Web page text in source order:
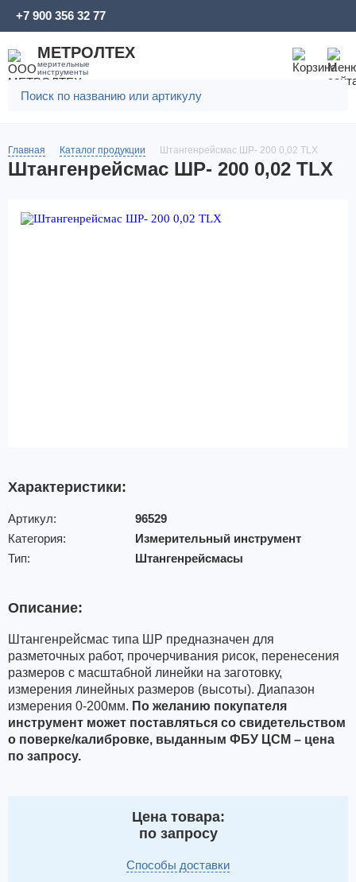
МЕТРОЛТЕХ
мерительные
инструменты
+7 900 356 32 77
Главная Каталог продукции Штангенрейсмас ШР- 200 0,02 TLX
Штангенрейсмас ШР- 200 0,02 TLX
Характеристики:
Артикул:
96529
Категория:
Измерительный инструмент
Тип:
Штангенрейсмасы
Описание:
Штангенрейсмас типа ШР предназначен для
разметочных работ, прочерчивания рисок, перенесения
размеров с масштабной линейки на заготовку,
измерения линейных размеров (высоты). Диапазон
измерения 0-200мм. По желанию покупателя
инструмент может поставляться со свидетельством
о поверке/калибровке, выданным ФБУ ЦСМ – цена
по запросу.
Цена товара:
по запросу
Способы доставки